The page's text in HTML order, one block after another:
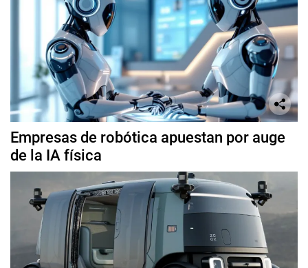
Empresas de robótica apuestan por auge
de la IA física